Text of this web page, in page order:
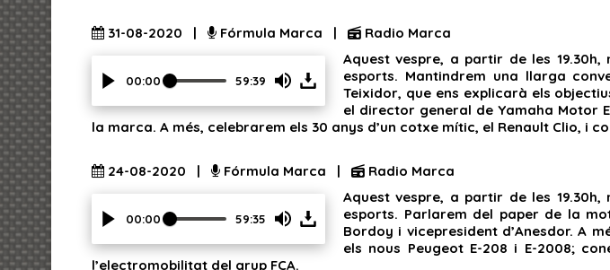
to
show
slider.
31-08-2020 | Fórmula Marca | Radio Marca
00:00 59:39
Enter
or
to
show
slider.
Aquest vespre, a partir de les
esports. Mantindrem una llarga
Teixidor, que ens explicarà els
el director general de Yamaha Motor
la marca. A més, celebrarem els 30 anys d’un cotxe mític, el Renault Clio, i
24-08-2020 | Fórmula Marca | Radio Marca
00:00 59:35
Enter
Aquest vespre, a partir de les
esports. Parlarem del paper de la
Bordoy i vicepresident d’Anesdor. A
els nous Peugeot E-208 i E-2008;
l’electromobilitat del grup FCA.